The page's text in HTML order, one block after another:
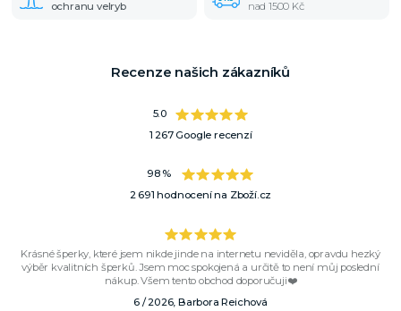
ochranu velryb nad 1500 Kč
Recenze našich zákazníků
5.0
1 267 Google recenzí
98 %
2 691 hodnocení na Zboží.cz
Krásné šperky, které jsem nikde jinde na internetu neviděla, opravdu hezký
výběr kvalitních šperků. Jsem moc spokojená a určitě to není můj poslední
nákup. Všem tento obchod doporučuji❤️
6 / 2026, Barbora Reichová